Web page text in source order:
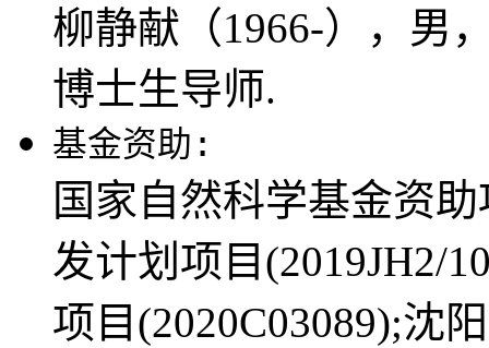
柳静献（1966-），男
博士生导师.
基金资助:
国家自然科学基金资
发计划项目(2019JH2/
项目(2020C03089);沈